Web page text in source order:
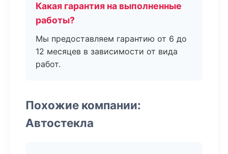
Какая гарантия на выполненные
работы?
Мы предоставляем гарантию от 6 до
12 месяцев в зависимости от вида
работ.
Похожие компании:
Автостекла